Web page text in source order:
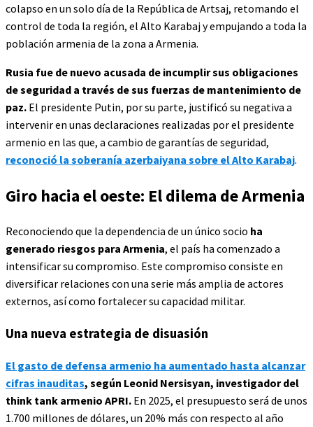
colapso en un solo día de la República de Artsaj, retomando el
control de toda la región, el Alto Karabaj y empujando a toda la
población armenia de la zona a Armenia.
Rusia fue de nuevo acusada de incumplir sus obligaciones
de seguridad a través de sus fuerzas de mantenimiento de
paz. El presidente Putin, por su parte, justificó su negativa a
intervenir en unas declaraciones realizadas por el presidente
armenio en las que, a cambio de garantías de seguridad,
reconoció la soberanía azerbaiyana sobre el Alto Karabaj.
Giro hacia el oeste: El dilema de Armenia
Reconociendo que la dependencia de un único socio ha
generado riesgos para Armenia, el país ha comenzado a
intensificar su compromiso. Este compromiso consiste en
diversificar relaciones con una serie más amplia de actores
externos, así como fortalecer su capacidad militar.
Una nueva estrategia de disuasión
El gasto de defensa armenio ha aumentado hasta alcanzar
cifras inauditas, según Leonid Nersisyan, investigador del
think tank armenio APRI. En 2025, el presupuesto será de unos
1.700 millones de dólares, un 20% más con respecto al año